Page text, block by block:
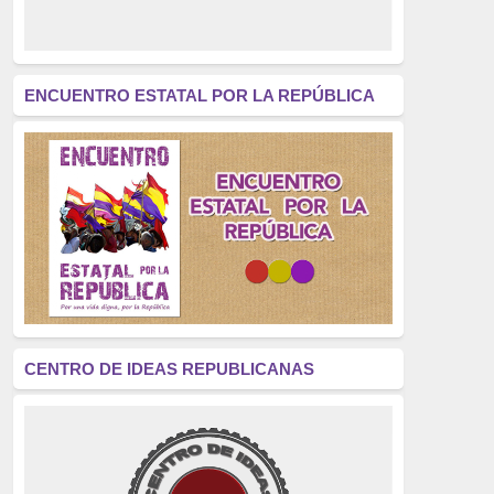
América Latina
(305)
Exhumación
(304)
Golpe de Estado
(304)
Brigadas Internacionales
(303)
pensamiento
(294)
Revisionismo
(289)
La Transición
(275)
educación pública
(270)
ENCUENTRO ESTATAL POR LA REPÚBLICA
CENTRO DE IDEAS REPUBLICANAS